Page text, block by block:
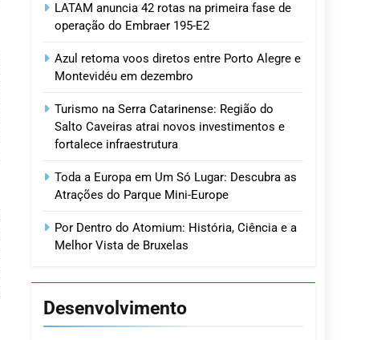
LATAM anuncia 42 rotas na primeira fase de
operação do Embraer 195-E2
Azul retoma voos diretos entre Porto Alegre e
Montevidéu em dezembro
Turismo na Serra Catarinense: Região do
Salto Caveiras atrai novos investimentos e
fortalece infraestrutura
Toda a Europa em Um Só Lugar: Descubra as
Atrações do Parque Mini-Europe
Por Dentro do Atomium: História, Ciência e a
Melhor Vista de Bruxelas
Desenvolvimento